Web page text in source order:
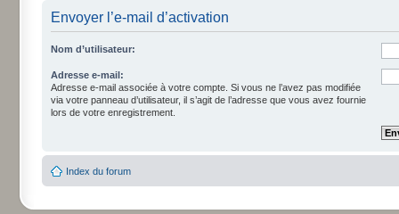
Envoyer l’e-mail d’activation
Nom d’utilisateur:
Adresse e-mail:
Adresse e-mail associée à votre compte. Si vous ne l’avez pas modifiée
via votre panneau d’utilisateur, il s’agit de l’adresse que vous avez fournie
lors de votre enregistrement.
Index du forum